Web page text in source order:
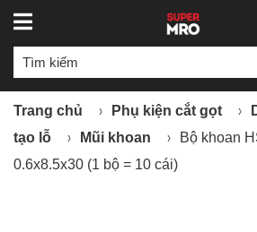
Trang chủ Phụ kiện cắt gọt
tạo lỗ
Mũi khoan
Bộ khoan
0.6x8.5x30 (1 bộ = 10 cái)